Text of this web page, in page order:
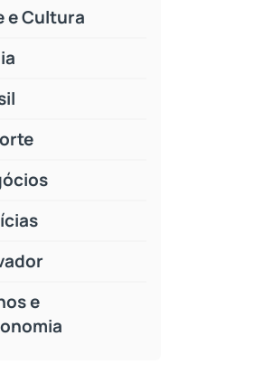
e Cultura
e